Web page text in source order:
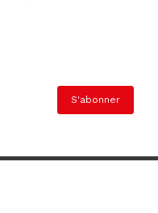
S'abonner